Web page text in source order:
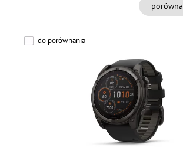
do porównania